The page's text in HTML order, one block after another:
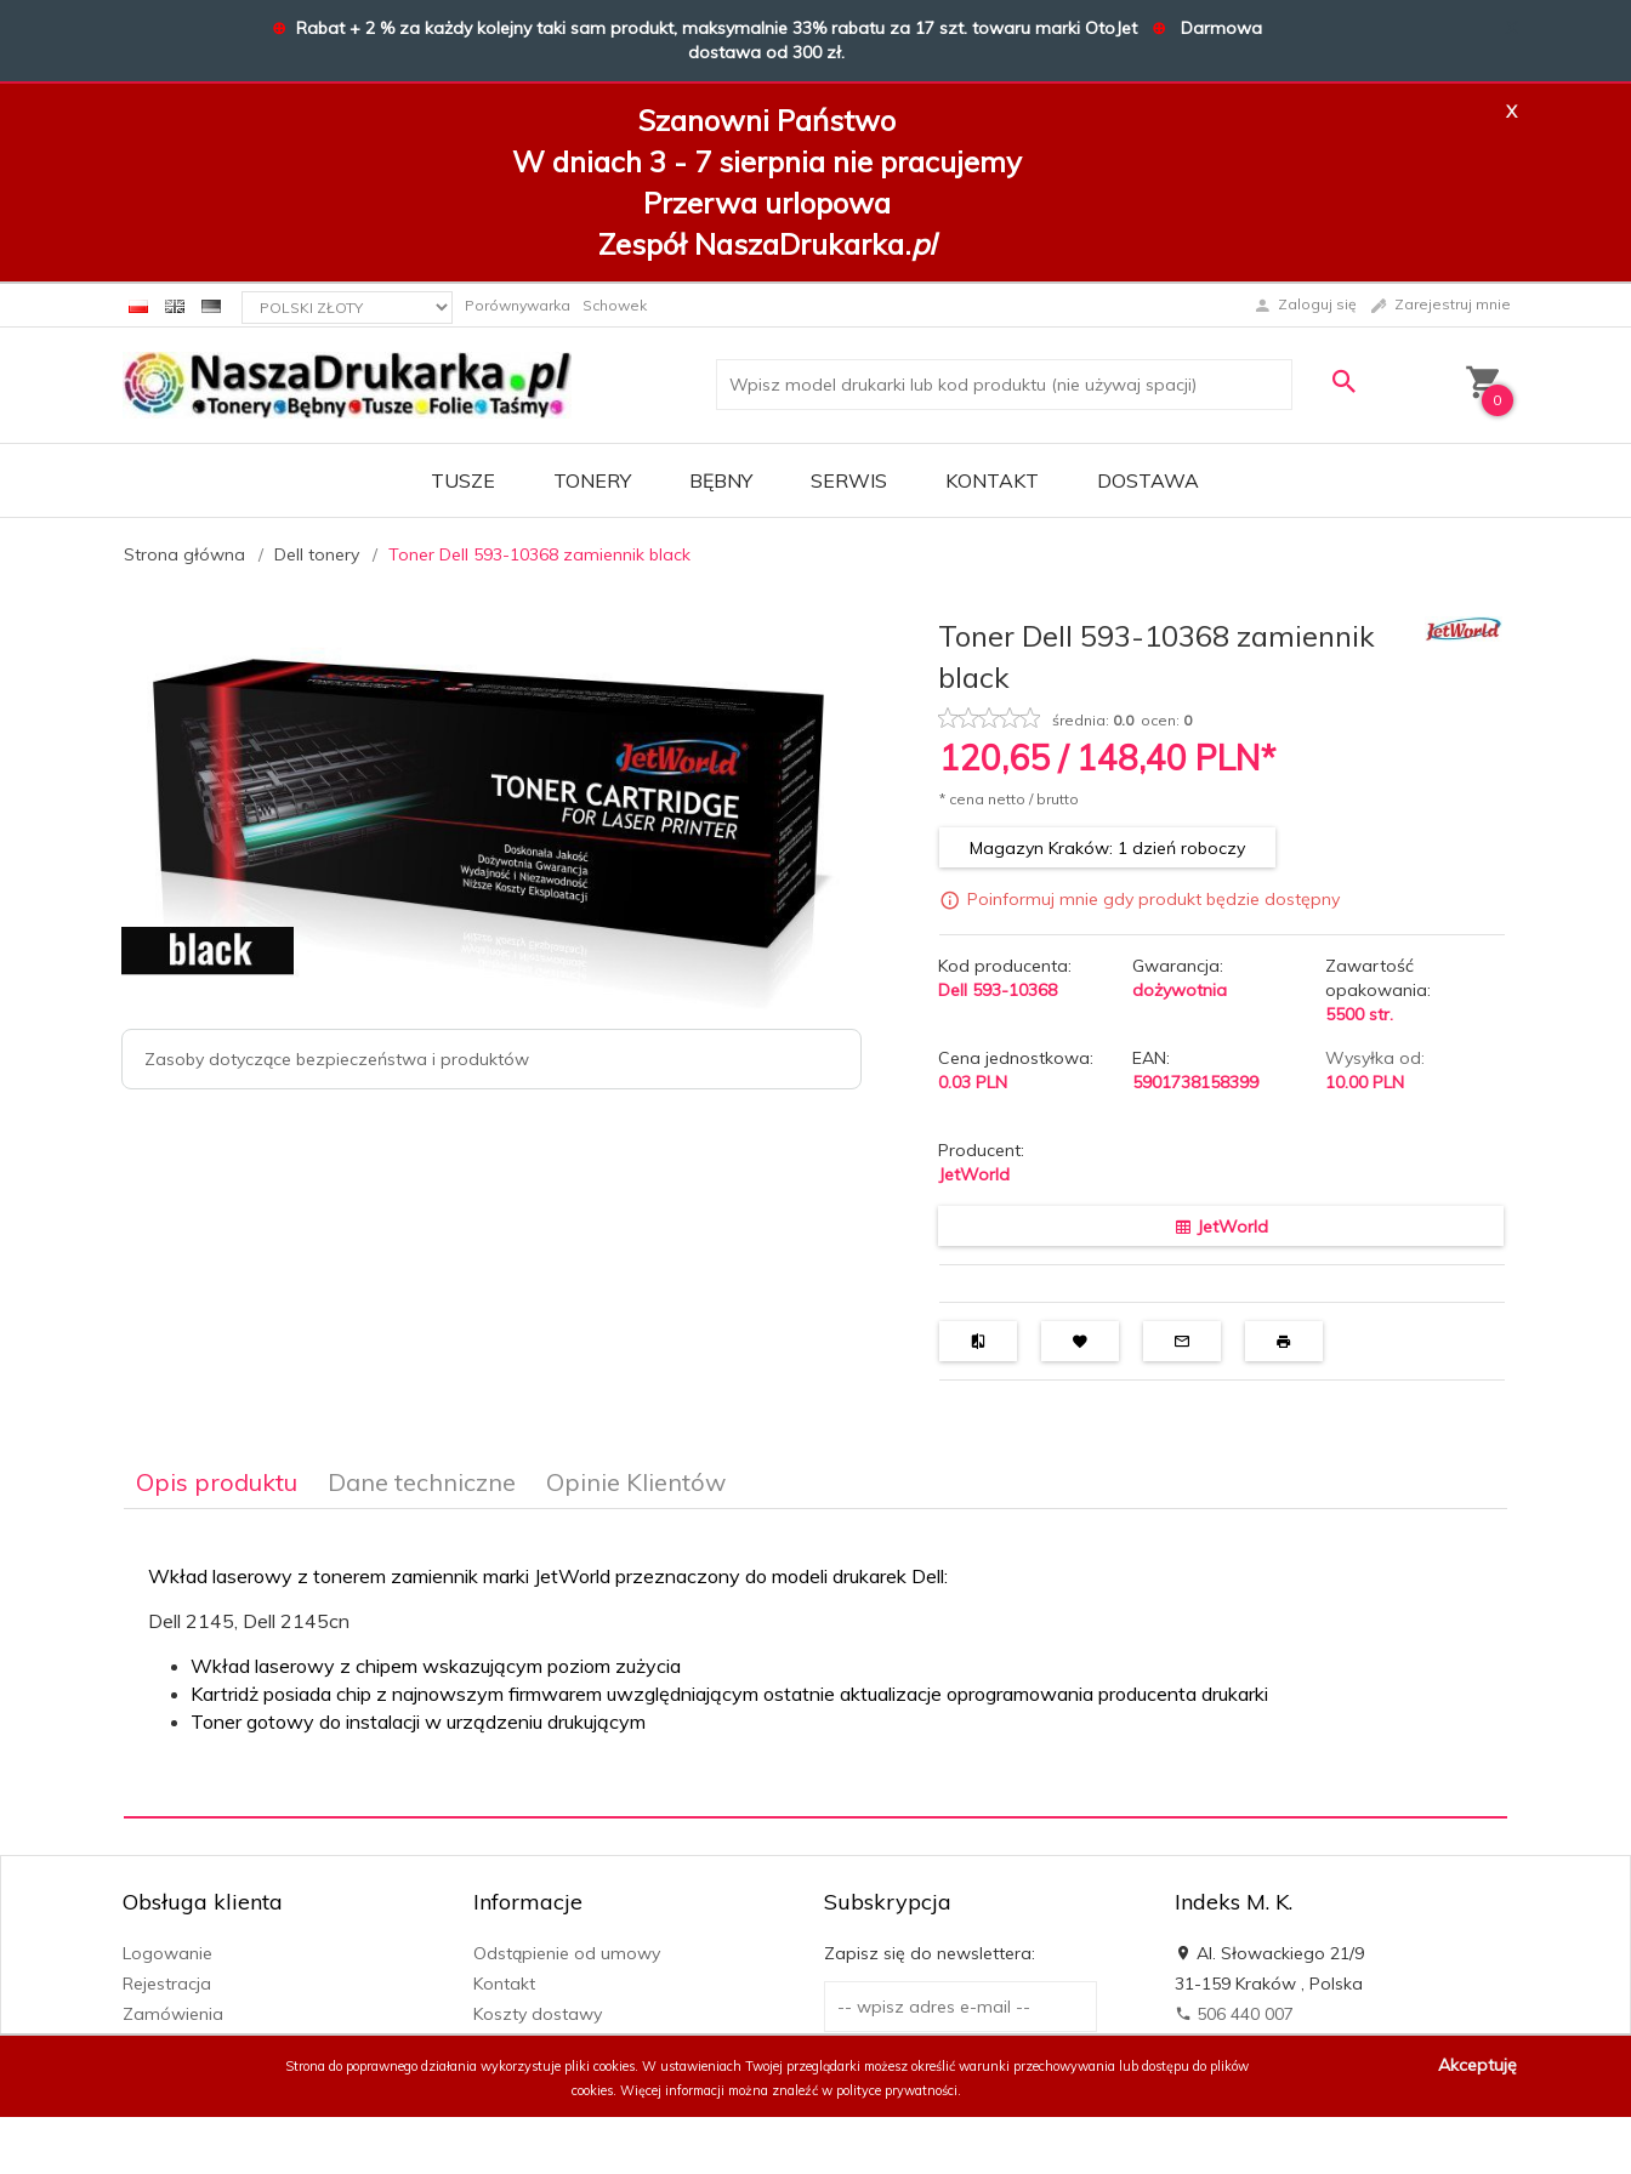
⊕ Rabat + 2 % za każdy kolejny taki sam produkt, maksymalnie 33% rabatu za 17 szt. towaru marki OtoJet ⊕ Darmowa
dostawa od 300 zł.
Szanowni Państwo
W dniach 3 - 7 sierpnia nie pracujemy
Przerwa urlopowa
Zespół NaszaDrukarka.pl
X
currency_h Porównywarka Schowek Zaloguj się Zarejestruj mnie
0
TUSZE TONERY BĘBNY SERWIS KONTAKT DOSTAWA
Strona główna Dell tonery Toner Dell 593-10368 zamiennik black
Zasoby dotyczące bezpieczeństwa i produktów
Toner Dell 593-10368 zamiennik
black
średnia: 0.0ocen: 0
120,65 / 148,40 PLN*
* cena netto / brutto
Magazyn Kraków: 1 dzień roboczy
Poinformuj mnie gdy produkt będzie dostępny
Kod producenta:
Dell 593-10368
Gwarancja:
dożywotnia
Zawartość
opakowania:
5500 str.
Cena jednostkowa:
0.03 PLN
EAN:
5901738158399
Wysyłka od:
10.00 PLN
Producent:
JetWorld
JetWorld
Opis produktu Dane techniczne Opinie Klientów
Wkład laserowy z tonerem zamiennik marki JetWorld przeznaczony do modeli drukarek Dell:
Dell 2145, Dell 2145cn
Wkład laserowy z chipem wskazującym poziom zużycia
Kartridż posiada chip z najnowszym firmwarem uwzględniającym ostatnie aktualizacje oprogramowania producenta drukarki
Toner gotowy do instalacji w urządzeniu drukującym
- wkładu
laserowego:
Dell 593-10368
Kolor: Black
drukarki
Obsługa klienta
Logowanie
Rejestracja
Zamówienia
Informacje
Odstąpienie od umowy
Kontakt
Koszty dostawy
Polityka prywatności
Prawo do odstąpienia od umowy
Subskrypcja
Zapisz się do newslettera:
Zapisz
Indeks M. K.
Al. Słowackiego 21/9
31-159 Kraków, Polska
506 440 007
Strona do poprawnego działania wykorzystuje pliki cookies. W ustawieniach Twojej przeglądarki możesz określić warunki przechowywania lub dostępu do plików
cookies. Więcej informacji można znaleźć w polityce prywatności.
Akceptuję